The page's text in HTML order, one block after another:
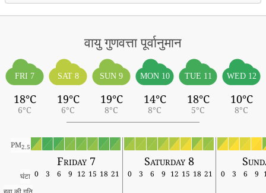
वायु गुणवत्ता पूर्वानुमान
FRI 7
18°C
6°C
SAT 8
19°C
6°C
SUN 9
19°C
8°C
MON 10
14°C
8°C
TUE 11
18°C
5°C
WED 12
10°C
8°C
PM2.5
Friday 7 Saturday 8
घंटा 0 3 6 9 12 15 18 21 0 3 6 9 12 15 18 21 0 3 6 9